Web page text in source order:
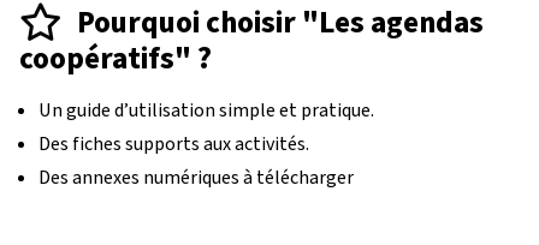
Pourquoi choisir "Les agendas
coopératifs" ?
Un guide d’utilisation simple et pratique.
Des fiches supports aux activités.
Des annexes numériques à télécharger